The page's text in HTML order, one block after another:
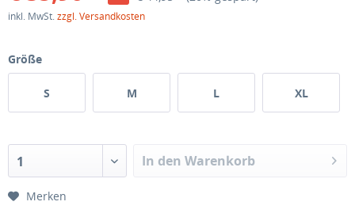
inkl. MwSt.zzgl. Versandkosten
Größe
S M L XL
1 In den Warenkorb
Merken